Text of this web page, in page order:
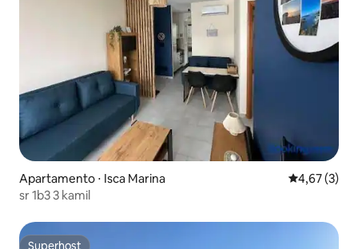
Apartamento ⋅ Isca Marina 4,67 de
4,67 (3)
sr 1b3 3 kamil
Superhost